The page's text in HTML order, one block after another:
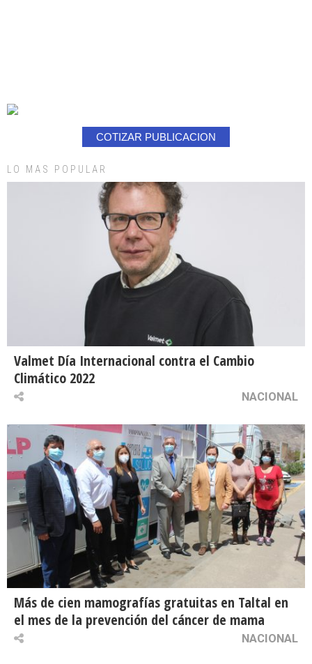
COTIZAR PUBLICACION
LO MAS POPULAR
Valmet Día Internacional contra el Cambio
Climático 2022
NACIONAL
Más de cien mamografías gratuitas en Taltal en
el mes de la prevención del cáncer de mama
NACIONAL